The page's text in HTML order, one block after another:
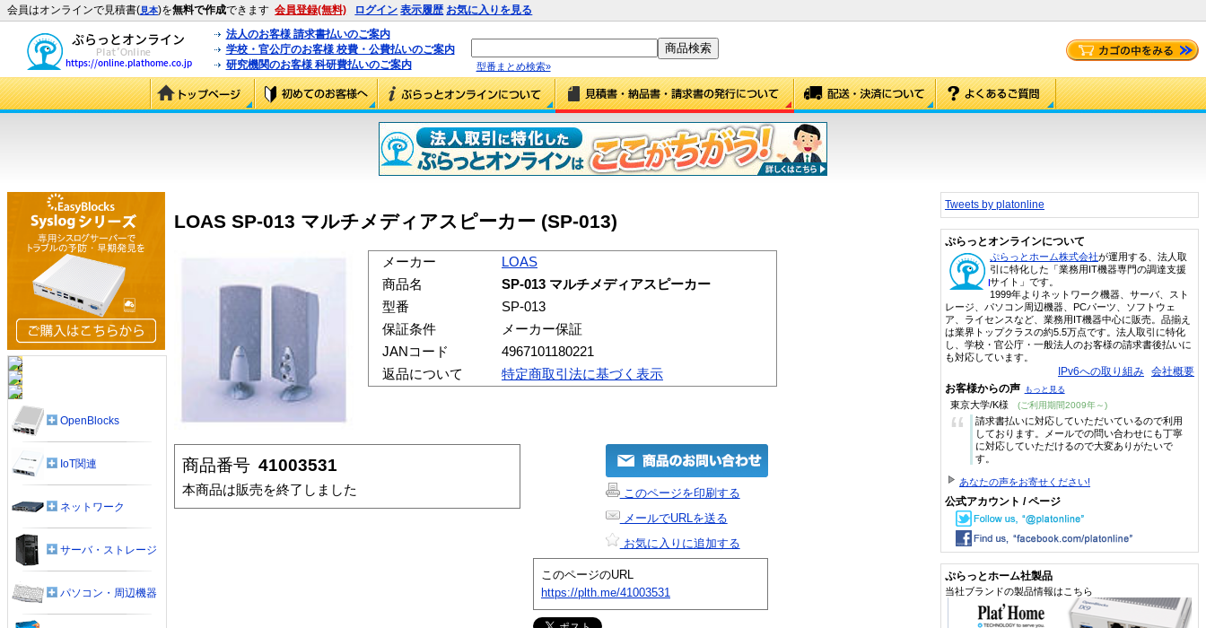
会員はオンラインで見積書(見本)を無料で作成できます 会員登録(無料) ログイン 表示履歴 お気に入りを見る
法人のお客様 請求書払いのご案内
学校・官公庁のお客様 校費・公費払いのご案内
研究機関のお客様 科研費払いのご案内
型番まとめ検索»
LOAS SP-013 マルチメディアスピーカー (SP-013)
メーカー
LOAS
商品名
SP-013 マルチメディアスピーカー
型番
SP-013
保証条件
メーカー保証
JANコード
4967101180221
返品について
特定商取引法に基づく表示
商品番号 41003531
本商品は販売を終了しました
このページを印刷する
メールでURLを送る
お気に入りに追加する
このページのURL
https://plth.me/41003531
OpenBlocks
IoT関連
ネットワーク
サーバ・ストレージ
パソコン・周辺機器
Tweets by platonline
ぷらっとオンラインについて
ぷらっとホーム株式会社が運用する、法人取
引に特化した「業務用IT機器専門の調達支援
サイト」です。
1999年よりネットワーク機器、サーバ、スト
レージ、パソコン周辺機器、PCパーツ、ソフトウェ
ア、ライセンスなど、業務用IT機器中心に販売。品揃え
は業界トップクラスの約5.5万点です。法人取引に特化
し、学校・官公庁・一般法人のお客様の請求書後払いに
も対応しています。
IPv6への取り組み 会社概要
お客様からの声 もっと見る
東京大学/K様 (ご利用期間2009年～)
“
請求書払いに対応していただいているので利用
しております。メールでの問い合わせにも丁寧
に対応していただけるので大変ありがたいで
す。
あなたの声をお寄せください!
公式アカウント / ページ
ぷらっとホーム社製品
当社ブランドの製品情報はこちら